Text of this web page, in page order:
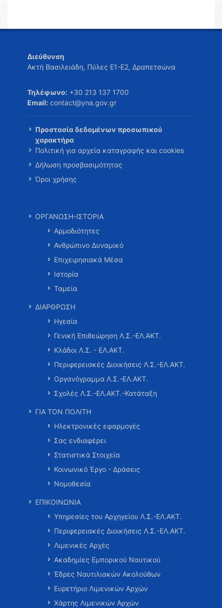
Διεύθυνση
Ακτή Βασιλειάδη, Πύλες Ε1-Ε2, Δραπετσώνα
Τηλέφωνο: +30 213 137 1700
Email: contact@yna.gov.gr
Προστασία δεδομένων προσωπικού
χαρακτήρα
Πολιτική για αρχεία καταγραφής και cookies
Δήλωση προσβασιμότητας
Όροι χρήσης
ΟΡΓΑΝΩΣΗ-ΙΣΤΟΡΙΑ
Αρμοδιότητες
Ανθρώπινο Δυναμικό
Επιχειρησιακά Μέσα
Ιστορία
Ταμεία
ΔΙΑΡΘΡΩΣΗ
Ηγεσία
Γενική Επιθεώρηση Λ.Σ.-ΕΛ.ΑΚΤ.
Κλάδοι Λ.Σ. - ΕΛ.ΑΚΤ.
Περιφερειακές Διοικήσεις Λ.Σ.-ΕΛ.ΑΚΤ.
Οργανόγραμμα Λ.Σ.-ΕΛ.ΑΚΤ.
Σχολές Λ.Σ.-ΕΛ.ΑΚΤ.-Κατάταξη
ΓΙΑ ΤΟΝ ΠΟΛΙΤΗ
Ηλεκτρονικές εφαρμογές
Σας ενδιαφέρει
Στατιστικά Στοιχεία
Κοινωνικό Έργο - Δράσεις
Νομοθεσία
ΕΠΙΚΟΙΝΩΝΙΑ
Υπηρεσίες του Αρχηγείου Λ.Σ.-ΕΛ.ΑΚΤ.
Περιφερειακές Διοικήσεις Λ.Σ.-ΕΛ.ΑΚΤ.
Λιμενικές Αρχές
Ακαδημίες Εμπορικού Ναυτικού
Έδρες Ναυτιλιακών Ακολούθων
Ευρετήριο Λιμενικών Αρχών
Χάρτης Λιμενικών Αρχών